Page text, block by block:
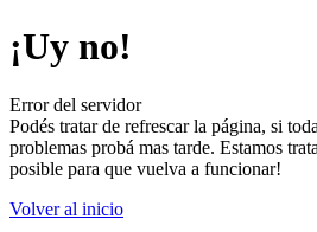
¡Uy no!
Error del servidor
Podés tratar de refrescar la página, si
problemas probá mas tarde. Estamos
posible para que vuelva a funcionar!
Volver al inicio